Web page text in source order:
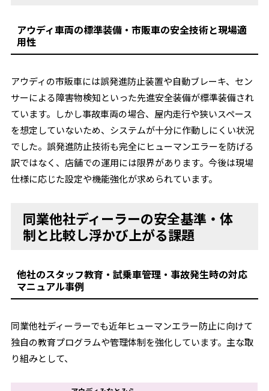
アウディ車両の標準装備・市販車の安全技術と現場適
用性
アウディの市販車には誤発進防止装置や自動ブレーキ、セン
サーによる障害物検知といった先進安全装備が標準装備され
ています。しかし事故車両の場合、屋内走行や狭いスペース
を想定していないため、システムが十分に作動しにくい状況
でした。誤発進防止技術も完全にヒューマンエラーを防げる
訳ではなく、店舗での運用には限界があります。今後は現場
仕様に応じた設定や機能強化が求められています。
同業他社ディーラーの安全基準・体
制と比較し浮かび上がる課題
他社のスタッフ教育・試乗車管理・事故発生時の対応
マニュアル事例
同業他社ディーラーでも近年ヒューマンエラー防止に向けて
独自の教育プログラムや管理体制を強化しています。主な取
り組みとして、